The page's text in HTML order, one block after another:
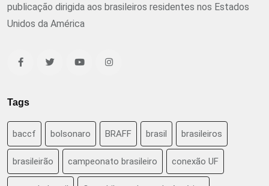
publicação dirigida aos brasileiros residentes nos Estados
Unidos da América
Tags
baccf bolsonaro BRAFF brasil brasileiros
brasileirão campeonato brasileiro conexão UF